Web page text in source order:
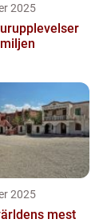
2025
2025
mest